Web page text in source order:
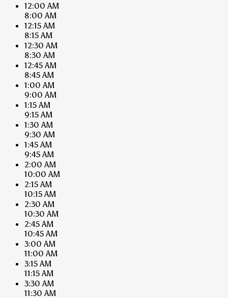
12:00 AM
8:00 AM
12:15 AM
8:15 AM
12:30 AM
8:30 AM
12:45 AM
8:45 AM
1:00 AM
9:00 AM
1:15 AM
9:15 AM
1:30 AM
9:30 AM
1:45 AM
9:45 AM
2:00 AM
10:00 AM
2:15 AM
10:15 AM
2:30 AM
10:30 AM
2:45 AM
10:45 AM
3:00 AM
11:00 AM
3:15 AM
11:15 AM
3:30 AM
11:30 AM